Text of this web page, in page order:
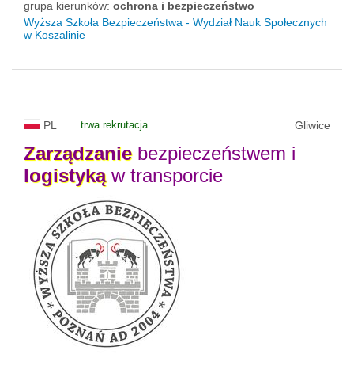
grupa kierunków: ochrona i bezpieczeństwo
Wyższa Szkoła Bezpieczeństwa - Wydział Nauk Społecznych
w Koszalinie
PL trwa rekrutacja Gliwice
Zarządzaniebezpieczeństwem i
logistykąw transporcie